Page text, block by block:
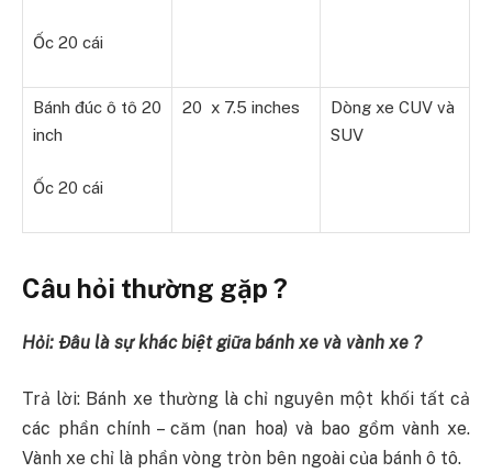
Ốc 20 cái
Bánh đúc ô tô 20
inch
Ốc 20 cái
20 x 7.5 inches
Dòng xe CUV và
SUV
Câu hỏi thường gặp ?
Hỏi: Đâu là sự khác biệt giữa bánh xe và vành xe ?
Trả lời: Bánh xe thường là chỉ nguyên một khối tất cả
các phần chính – căm (nan hoa) và bao gồm vành xe.
Vành xe chỉ là phần vòng tròn bên ngoài của bánh ô tô.